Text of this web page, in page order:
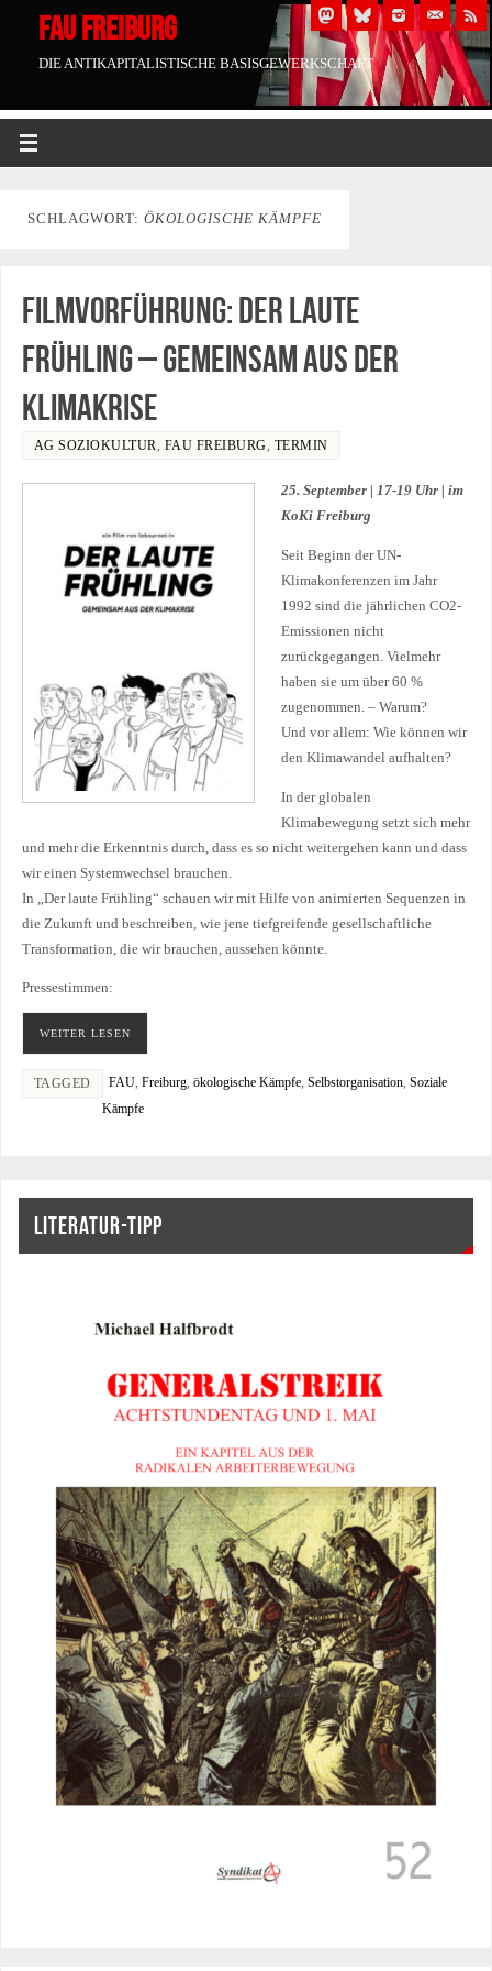
FAU FREIBURG
DIE ANTIKAPITALISTISCHE BASISGEWERKSCHAFT
SCHLAGWORT: ÖKOLOGISCHE KÄMPFE
Filmvorführung: Der laute
Frühling – Gemeinsam aus der
Klimakrise
AG SOZIOKULTUR, FAU FREIBURG, TERMIN
25. September | 17-19 Uhr | im
KoKi Freiburg
Seit Beginn der UN-
Klimakonferenzen im Jahr
1992 sind die jährlichen CO2-
Emissionen nicht
zurückgegangen. Vielmehr
haben sie um über 60 %
zugenommen. – Warum?
Und vor allem: Wie können wir
den Klimawandel aufhalten?
In der globalen
Klimabewegung setzt sich mehr
und mehr die Erkenntnis durch, dass es so nicht weitergehen kann und dass
wir einen Systemwechsel brauchen.
In „Der laute Frühling“ schauen wir mit Hilfe von animierten Sequenzen in
die Zukunft und beschreiben, wie jene tiefgreifende gesellschaftliche
Transformation, die wir brauchen, aussehen könnte.
Pressestimmen:
WEITER LESEN
TAGGED FAU, Freiburg, ökologische Kämpfe, Selbstorganisation, Soziale
Kämpfe
LITERATUR-TIPP